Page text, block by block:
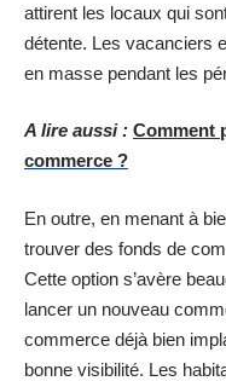
attirent les locaux qui
détente. Les vacanciers
en masse pendant les
A lire aussi : Comment
commerce ?
En outre, en menant à
trouver des fonds de
Cette option s’avère
lancer un nouveau
commerce déjà bien
bonne visibilité. Les